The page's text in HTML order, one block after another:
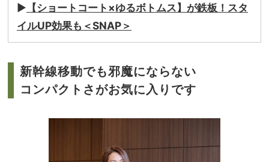
▶ 【ショートコート×ゆるボトムス】が鉄板！スタ
イルUP効果も＜SNAP＞
新幹線移動でも邪魔にならない
コンパクトさがお気に入りです